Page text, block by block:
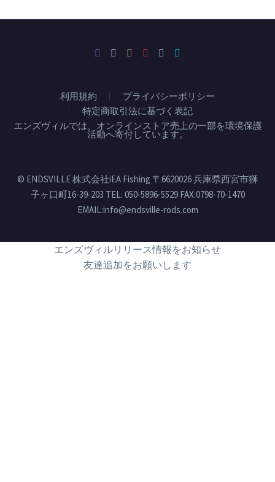
利用規約
プライバシーポリシー
特定商取引法に基づく表記
エンズヴィルでは、オンラインストア売上の一部を環境保護
活動へ寄付しています。
© ENDSVILLE 株式会社iEA Fishing 〒6620026 兵庫県西宮市獅
子ヶ口町16-39-203 TEL: 050-5896-5529 FAX:0798-70-1470
EMAIL:info@endsville-rods.com
エンズヴィルリリース情報をお知らせ
友達追加をお願いします